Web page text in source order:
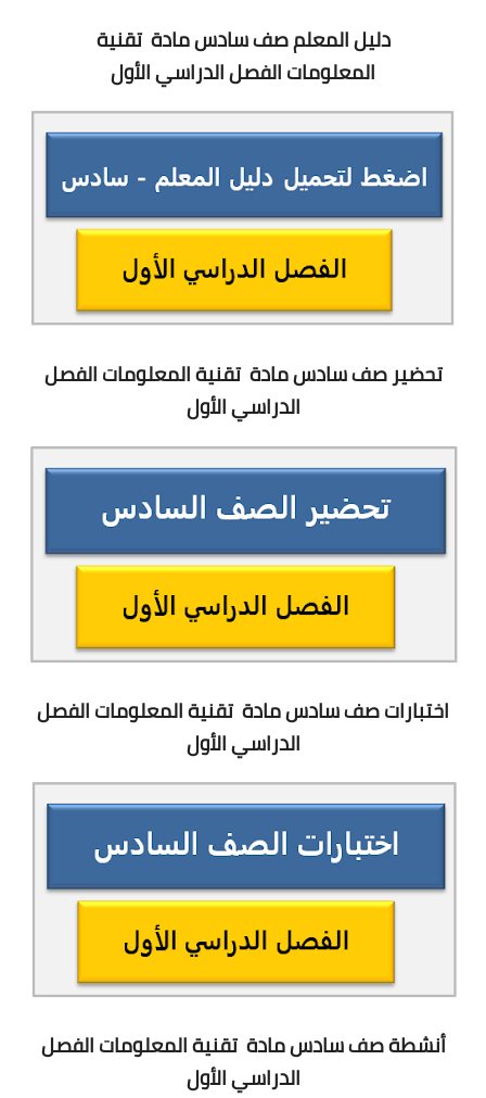
دليل المعلم صف سادس مادة تقنية
المعلوماتالفصل الدراسي الأول
تحضير صف سادس مادة تقنية المعلوماتالفصل
الدراسي الأول
اختبارات صف سادس مادة تقنية المعلوماتالفصل
الدراسي الأول
أنشطة صف سادس مادة تقنية المعلوماتالفصل
الدراسي الأول